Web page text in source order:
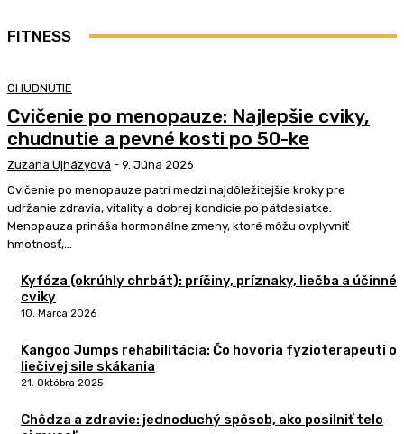
FITNESS
CHUDNUTIE
Cvičenie po menopauze: Najlepšie cviky,
chudnutie a pevné kosti po 50-ke
Zuzana Ujházyová - 9. Júna 2026
Cvičenie po menopauze patrí medzi najdôležitejšie kroky pre
udržanie zdravia, vitality a dobrej kondície po päťdesiatke.
Menopauza prináša hormonálne zmeny, ktoré môžu ovplyvniť
hmotnosť,...
Kyfóza (okrúhly chrbát): príčiny, príznaky, liečba a účinné
cviky
10. Marca 2026
Kangoo Jumps rehabilitácia: Čo hovoria fyzioterapeuti o
liečivej sile skákania
21. Októbra 2025
Chôdza a zdravie: jednoduchý spôsob, ako posilniť telo